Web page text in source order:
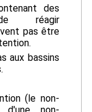
des
réagir
pas être
aux bassins
(le non-
non-